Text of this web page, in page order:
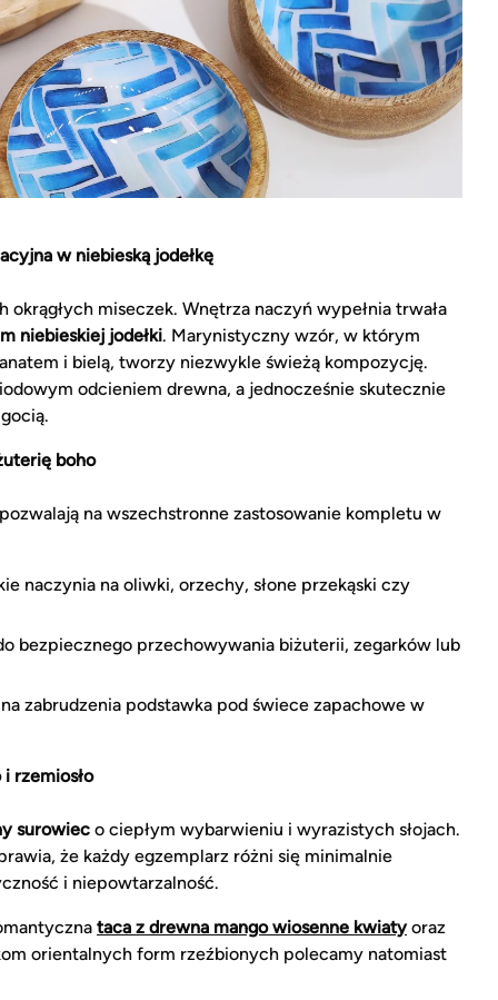
w niebieską jodełkę
okrągłych miseczek. Wnętrza naczyń wypełnia trwała
niebieskiej jodełki. Marynistyczny wzór, w którym
i bielą, tworzy niezwykle świeżą kompozycję.
odcieniem drewna, a jednocześnie skutecznie
boho
na wszechstronne zastosowanie kompletu w
naczynia na oliwki, orzechy, słone przekąski czy
bezpiecznego przechowywania biżuterii, zegarków lub
zabrudzenia podstawka pod świece zapachowe w
rzemiosło
surowiec o ciepłym wybarwieniu i wyrazistych słojach.
że każdy egzemplarz różni się minimalnie
i niepowtarzalność.
taca z drewna mango wiosenne kwiatyoraz
orientalnych form rzeźbionych polecamy natomiast